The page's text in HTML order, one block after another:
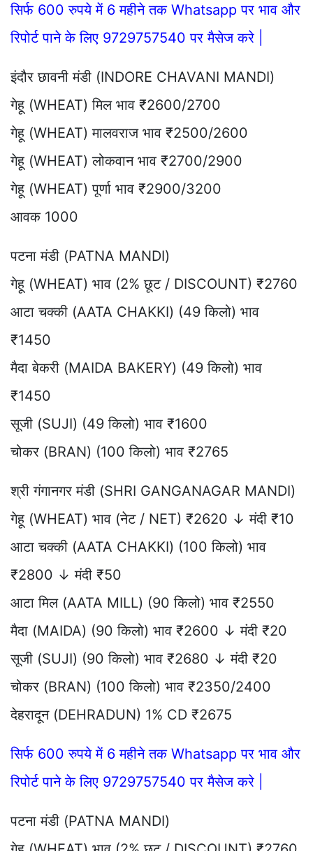
सिर्फ 600 रुपये में 6 महीने तक Whatsapp पर भाव और
रिपोर्ट पाने के लिए 9729757540 पर मैसेज करे |
इंदौर छावनी मंडी (INDORE CHAVANI MANDI)
गेहू (WHEAT) मिल भाव ₹2600/2700
गेहू (WHEAT) मालवराज भाव ₹2500/2600
गेहू (WHEAT) लोकवान भाव ₹2700/2900
गेहू (WHEAT) पूर्णा भाव ₹2900/3200
आवक 1000
पटना मंडी (PATNA MANDI)
गेहू (WHEAT) भाव (2% छूट / DISCOUNT) ₹2760
आटा चक्की (AATA CHAKKI) (49 किलो) भाव
₹1450
मैदा बेकरी (MAIDA BAKERY) (49 किलो) भाव
₹1450
सूजी (SUJI) (49 किलो) भाव ₹1600
चोकर (BRAN) (100 किलो) भाव ₹2765
श्री गंगानगर मंडी (SHRI GANGANAGAR MANDI)
गेहू (WHEAT) भाव (नेट / NET) ₹2620 ↓ मंदी ₹10
आटा चक्की (AATA CHAKKI) (100 किलो) भाव
₹2800 ↓ मंदी ₹50
आटा मिल (AATA MILL) (90 किलो) भाव ₹2550
मैदा (MAIDA) (90 किलो) भाव ₹2600 ↓ मंदी ₹20
सूजी (SUJI) (90 किलो) भाव ₹2680 ↓ मंदी ₹20
चोकर (BRAN) (100 किलो) भाव ₹2350/2400
देहरादून (DEHRADUN) 1% CD ₹2675
सिर्फ 600 रुपये में 6 महीने तक Whatsapp पर भाव और
रिपोर्ट पाने के लिए 9729757540 पर मैसेज करे |
पटना मंडी (PATNA MANDI)